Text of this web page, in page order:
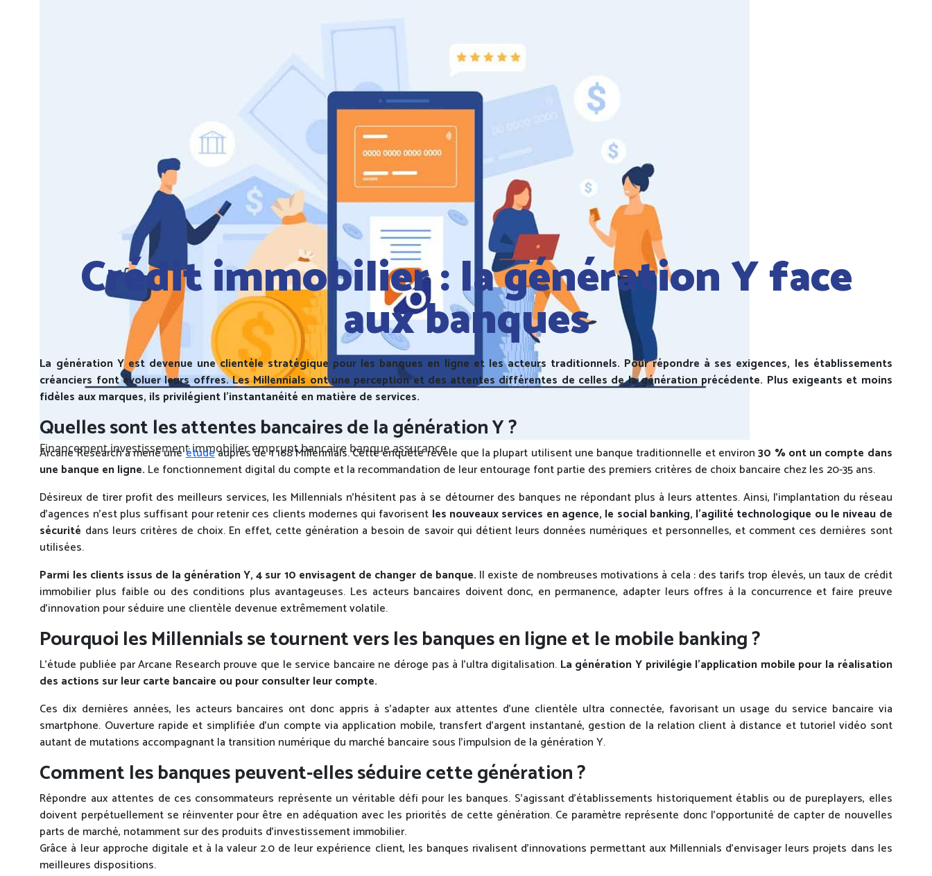
Financement investissement immobilier emprunt bancaire banque assurance
Crédit immobilier : la génération Y face
aux banques
La génération Y est devenue une clientèle stratégique pour les banques en ligne et les acteurs traditionnels. Pourrépondre à ses exigences, les établissements
créanciers font évoluer leurs offres. Les Millennials ont une perception et des attentes différentes de celles de la génération précédente. Plus exigeants et moins
fidèles aux marques, ils privilégient l’instantanéité en matière de services.
Quelles sont les attentes bancaires de la génération Y ?
Arcane Research a mené uneétudeauprès de 1168 Millennials. Cette enquête révèle que la plupart utilisent une banque traditionnelle et environ30 % ont un compte dans
une banque en ligne. Le fonctionnement digital du compte et la recommandation de leur entourage font partie des premiers critères de choix bancaire chez les 20-35 ans.
Désireux de tirer profit des meilleurs services, les Millennials n’hésitent pas à se détourner des banques ne répondant plus à leurs attentes. Ainsi, l’implantation du réseau
d’agences n’est plus suffisant pour retenir ces clients modernes qui favorisent les nouveaux services en agence, le social banking, l’agilité technologique ou le niveau de
sécurité dans leurs critères de choix. En effet, cette génération a besoin de savoir qui détient leurs données numériques et personnelles, et comment ces dernières sont
utilisées.
Parmi les clients issus de la génération Y, 4 sur 10 envisagent de changer de banque. Il existe de nombreuses motivations à cela : des tarifs trop élevés, un taux de crédit
immobilier plus faible ou des conditions plus avantageuses. Les acteurs bancaires doivent donc, en permanence, adapter leurs offres à la concurrence et faire preuve
d’innovation pour séduire une clientèle devenue extrêmement volatile.
Pourquoi les Millennials se tournent vers les banques en ligne et le mobile banking ?
L’étude publiée par Arcane Research prouve que le service bancaire ne déroge pas à l’ultra digitalisation. La génération Y privilégie l’application mobile pour la réalisation
des actions sur leur carte bancaire ou pour consulter leur compte.
Ces dix dernières années, les acteurs bancaires ont donc appris à s’adapter aux attentes d’une clientèle ultra connectée, favorisant un usage du service bancaire via
smartphone. Ouverture rapide et simplifiée d’un compte via application mobile, transfert d’argent instantané, gestion de la relation client à distance et tutoriel vidéo sont
autant de mutations accompagnant la transition numérique du marché bancaire sous l’impulsion de la génération Y.
Comment les banques peuvent-elles séduire cette génération ?
Répondre aux attentes de ces consommateurs représente un véritable défi pour les banques. S’agissant d’établissements historiquement établis ou de pureplayers, elles
doivent perpétuellement se réinventer pour être en adéquation avec les priorités de cette génération. Ce paramètre représente donc l’opportunité de capter de nouvelles
parts de marché, notamment sur des produits d’investissement immobilier.
Grâce à leur approche digitale et à la valeur 2.0 de leur expérience client, les banques rivalisent d’innovations permettant aux Millennials d’envisager leurs projets dans les
meilleures dispositions.